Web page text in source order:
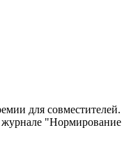
для совместителей.
журнале "Нормирование